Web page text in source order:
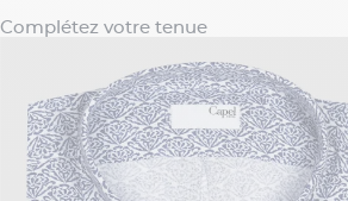
Complétez votre tenue